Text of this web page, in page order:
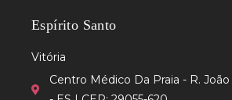
Espírito Santo
Vitória
Centro Médico Da Praia - R. João